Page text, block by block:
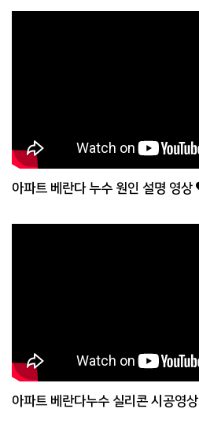
아파트 베란다 누수 원인 설명 영상
아파트 베란다누수 실리콘 시공영상